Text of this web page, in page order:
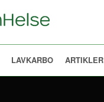
LAVKARBO ARTIKLER